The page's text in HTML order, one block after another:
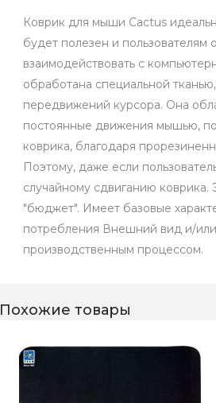
Коврик для мыши Cactus
будет полезен и
взаимодействовать с
обработана специальной
передвижений курсора. Она
постоянные движения мышью,
коврика, благодаря
Поэтому, даже если
случайному сдвиганию
"бюджет". Имеет базовые
потребления Внешний вид и/или
производственным процессом.
Похожие товары